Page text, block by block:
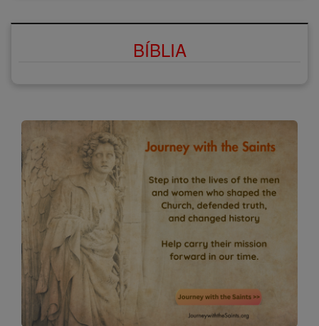
BÍBLIA